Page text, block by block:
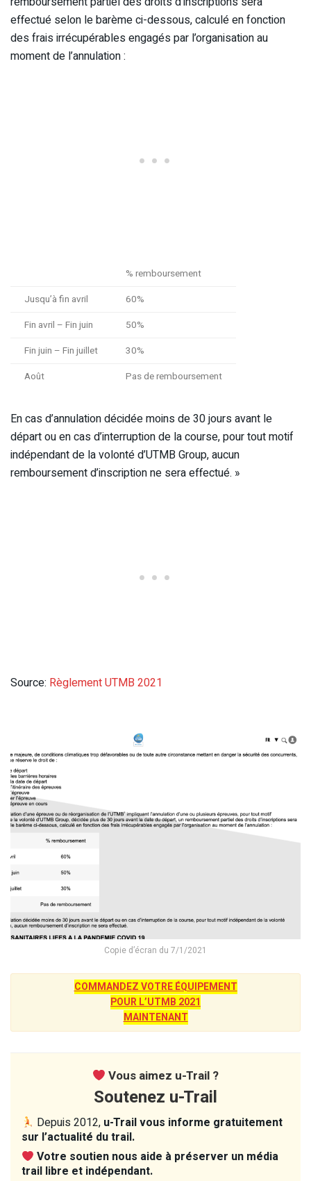
effectué selon le barème ci-dessous, calculé en fonction
des frais irrécupérables engagés par l’organisation au
moment de l’annulation :
% remboursement
Jusqu’à fin avril
60%
Fin avril – Fin juin
50%
Fin juin – Fin juillet
30%
Août
Pas de remboursement
En cas d’annulation décidée moins de 30 jours avant le
départ ou en cas d’interruption de la course, pour tout motif
indépendant de la volonté d’UTMB Group, aucun
remboursement d’inscription ne sera effectué. »
Source: Règlement UTMB 2021
Copie d’écran du 7/1/2021
COMMANDEZ VOTRE ÉQUIPEMENT
POUR L’UTMB 2021
MAINTENANT
Vous aimez u-Trail ?
Soutenez u-Trail
Depuis 2012, u-Trail vous informe gratuitement
sur l’actualité du trail.
Votre soutien nous aide à préserver un média
trail libre et indépendant.